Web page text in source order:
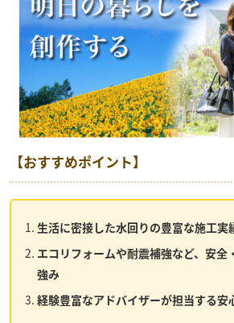
【おすすめポイント】
生活に密接した水回りの豊富な施工実
エコリフォームや耐震補強など、安全
強み
経験豊富なアドバイザーが担当する安